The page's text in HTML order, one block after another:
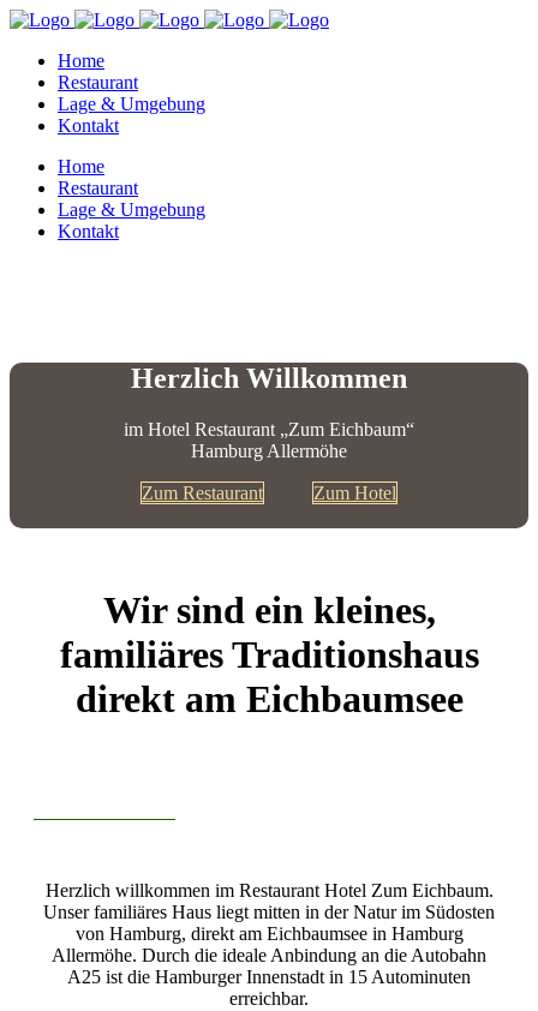
Home
Restaurant
Lage & Umgebung
Kontakt
Home
Restaurant
Lage & Umgebung
Kontakt
Herzlich Willkommen
im Hotel Restaurant „Zum Eichbaum“
Hamburg Allermöhe
Zum Restaurant Zum Hotel
Wir sind ein kleines,
familiäres Traditionshaus
direkt am Eichbaumsee
Herzlich willkommen im Restaurant Hotel Zum Eichbaum.
Unser familiäres Haus liegt mitten in der Natur im Südosten
von Hamburg, direkt am Eichbaumsee in Hamburg
Allermöhe. Durch die ideale Anbindung an die Autobahn
A25 ist die Hamburger Innenstadt in 15 Autominuten
erreichbar.